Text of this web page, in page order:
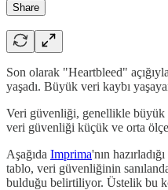
Share
Son olarak "Heartbleed"
yaşadı. Büyük veri kaybı
Veri güvenliği, genellikle büyük
veri güvenliği küçük ve orta
Aşağıda Imprima'nın
tablo, veri güvenliğinin
bulduğu belirtiliyor. Üstelik bu